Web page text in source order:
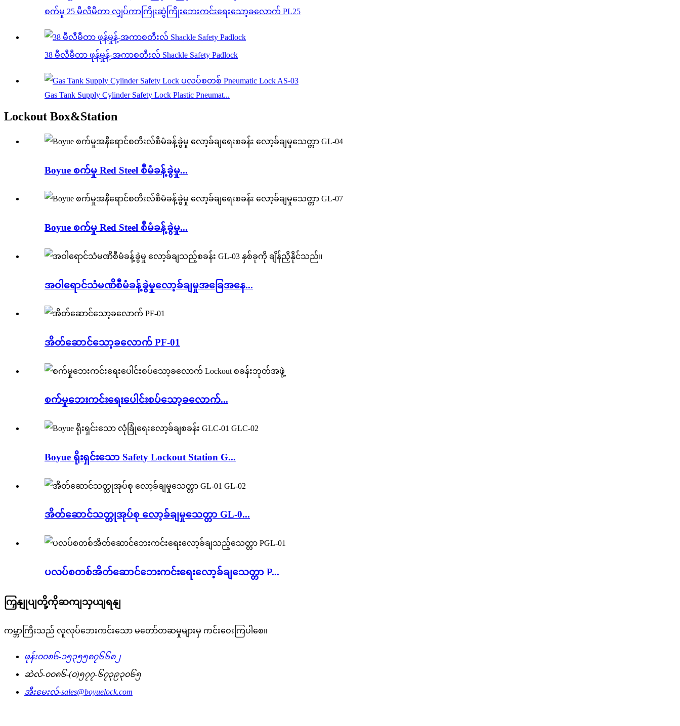
စက်မှု 25 မီလီမီတာ လျှပ်ကာကြိုးဆွဲကြိုးဘေးကင်းရေးသော့ခလောက် PL25
38 မီလီမီတာ ဖုန်မှုန့်-အကာစတီးလ် Shackle Safety Padlock
Gas Tank Supply Cylinder Safety Lock Plastic Pneumat...
Lockout Box&Station
Boyue စက်မှု Red Steel စီမံခန့်ခွဲမှု...
Boyue စက်မှု Red Steel စီမံခန့်ခွဲမှု...
အဝါရောင်သံမဏိစီမံခန့်ခွဲမှုလော့ခ်ချမှုအခြေအနေ...
အိတ်ဆောင်သော့ခလောက် PF-01
စက်မှုဘေးကင်းရေးပေါင်းစပ်သော့ခလောက်...
Boyue ရိုးရှင်းသော Safety Lockout Station G...
အိတ်ဆောင်သတ္တုအုပ်စု လော့ခ်ချမှုသေတ္တာ GL-0...
ပလပ်စတစ်အိတ်ဆောင်ဘေးကင်းရေးလော့ခ်ချသေတ္တာ P...
ကြှနျုပျတို့ကိုဆကျသှယျရနျ
ကမ္ဘာကြီးသည် လူလုပ်ဘေးကင်းသော မတော်တဆမှုများမှ ကင်းဝေးကြပါစေ။
ဖုန်း၀၀၈၆-၁၅၃၅၅၈၇၆၆၈၂
ဆဲလ်-၀၀၈၆-(၀)၅၇၇-၆၇၃၉၃၀၆၅
အီးမေးလ်-sales@boyuelock.com